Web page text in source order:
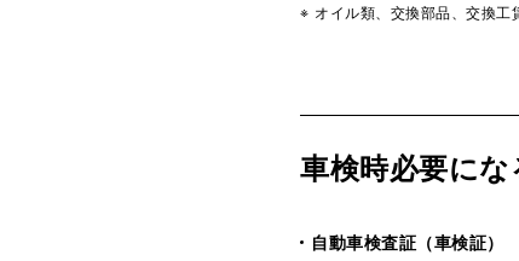
オイル類、交換部品、交換工
車検時必要に
自動車検査証（車検証）